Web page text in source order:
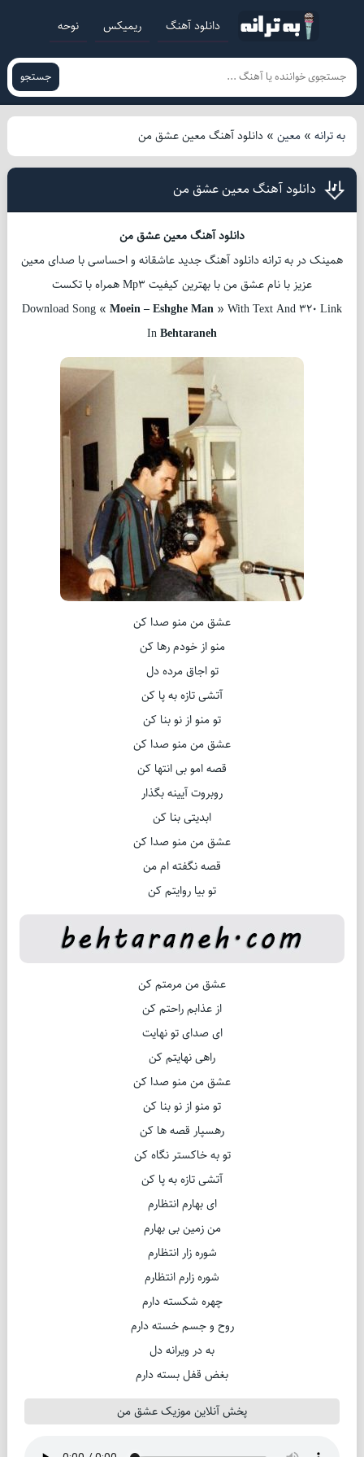
دانلود آهنگ ریمیکس نوحه
جستجو
به ترانه» معین» دانلود آهنگ معین عشق من
دانلود آهنگ معین عشق من
دانلود آهنگ معین عشق من
همینک در به ترانه دانلود آهنگ جدید عاشقانه و احساسی با صدای معین
عزیز با نام عشق من با بهترین کیفیت Mp3 همراه با تکست
Download Song « Moein – Eshghe Man » With Text And 320 Link
InBehtaraneh
عشق من منو صدا کن
منو از خودم رها کن
تو اجاق مرده دل
آتشی تازه به پا کن
تو منو از نو بنا کن
عشق من منو صدا کن
قصه امو بی انتها کن
روبروت آیینه بگذار
ابدیتی بنا کن
عشق من منو صدا کن
قصه نگفته ام من
تو بیا روایتم کن
عشق من مرمتم کن
از عذابم راحتم کن
ای صدای تو نهایت
راهی نهایتم کن
عشق من منو صدا کن
تو منو از نو بنا کن
رهسپار قصه ها کن
تو به خاکستر نگاه کن
آتشی تازه به پا کن
ای بهارم انتظارم
من زمین بی بهارم
شوره زار انتظارم
شوره زارم انتظارم
چهره شکسته دارم
روح و جسم خسته دارم
به در ویرانه دل
بغض قفل بسته دارم
پخش آنلاین موزیک عشق من